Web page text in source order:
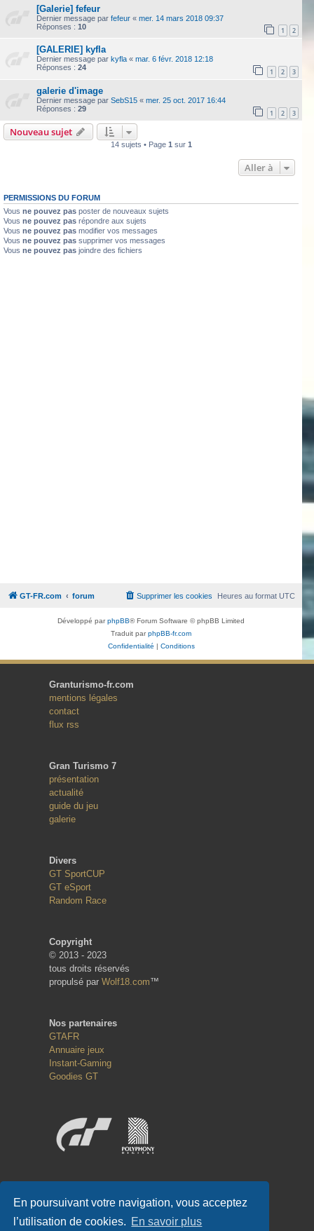
En poursuivant votre navigation, vous acceptez
l’utilisation de cookies. En savoir plus
[Galerie] fefeur
Dernier message par fefeur « mer. 14 mars 2018 09:37
Réponses : 10 1 2
[GALERIE] kyfla
Dernier message par kyfla « mar. 6 févr. 2018 12:18
Réponses : 24 1 2 3
galerie d'image
Dernier message par SebS15 « mer. 25 oct. 2017 16:44
Réponses : 29 1 2 3
Nouveau sujet
14 sujets • Page 1 sur 1
Aller à
PERMISSIONS DU FORUM
Vous ne pouvez pas poster de nouveaux sujets
Vous ne pouvez pas répondre aux sujets
Vous ne pouvez pas modifier vos messages
Vous ne pouvez pas supprimer vos messages
Vous ne pouvez pas joindre des fichiers
GT-FR.com forum Heures au formatUTC
Supprimer les cookies
Développé parphpBB® Forum Software © phpBB Limited
Traduit parphpBB-fr.com
Confidentialité | Conditions
Granturismo-fr.com
mentions légales
contact
flux rss
Gran Turismo 7
présentation
actualité
guide du jeu
galerie
Divers
GT SportCUP
GT eSport
Random Race
Copyright
© 2013 - 2023
tous droits réservés
propulsé par Wolf18.com™
Nos partenaires
GTAFR
Annuaire jeux
Instant-Gaming
Goodies GT